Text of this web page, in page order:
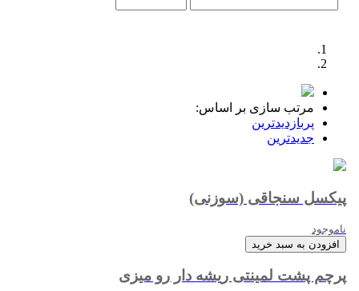
مرتب سازی بر اساس:
پربازدیدترین
جدیدترین
پیکسل سنجاقی (سوزنی)
ناموجود
افزودن به سبد خرید
پرچم پشت لمینتی ریشه دار رو میزی